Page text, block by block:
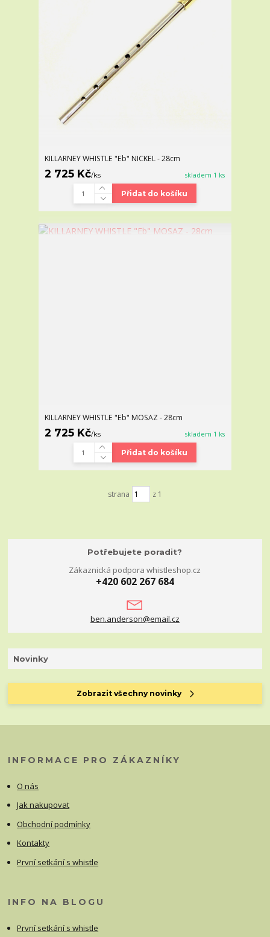
KILLARNEY WHISTLE "Eb" NICKEL - 28cm
2 725 Kč/ks skladem 1 ks
Přidat do košíku
KILLARNEY WHISTLE "Eb" MOSAZ - 28cm
2 725 Kč/ks skladem 1 ks
Přidat do košíku
strana z 1
Potřebujete poradit?
Zákaznická podpora whistleshop.cz
+420 602 267 684
ben.anderson@email.cz
Novinky
Zobrazit všechny novinky
INFORMACE PRO ZÁKAZNÍKY
O nás
Jak nakupovat
Obchodní podmínky
Kontakty
První setkání s whistle
INFO NA BLOGU
První setkání s whistle